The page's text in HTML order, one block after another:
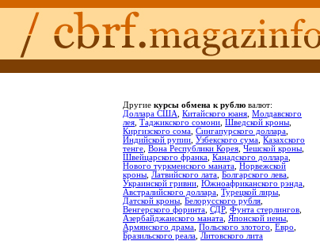
Другие курсы обмена к рублю валют:
Доллара США
Китайского юаня Молдавского
лея Таджикского сомони Шведской кроны
Киргизского сома Сингапурского доллара
Индийской рупии Узбекского сума Казахского
тенге Вона Республики Корея Чешской кроны
Швейцарского франка Канадского доллара
Нового туркменского маната Норвежской
кроны Латвийского лата Болгарского лева
Украинской гривни Южноафриканского рэнда
Австралийского доллара Турецкой лиры
Датской кроны Белорусского рубля
Венгерского форинта СДР, Фунта стерлингов
Азербайджанского маната
Японской иены
Армянского драма Польского злотого Евро
Бразильского реала Литовского лита